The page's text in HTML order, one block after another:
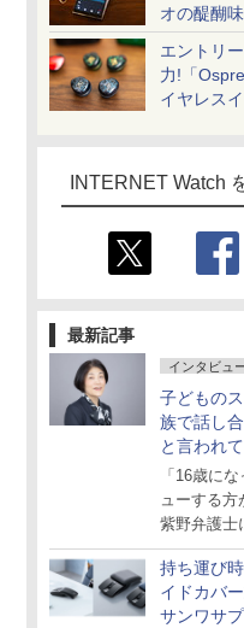
オの醍醐味
エントリ
力!「
イヤレス
INTERNET Watch
最新記事
インタビュ
子どもの
族で話し
と言われ
いですか？
「16歳に
ューする方
紫野弁護士
持ち運び
イドカバ
サンワサ